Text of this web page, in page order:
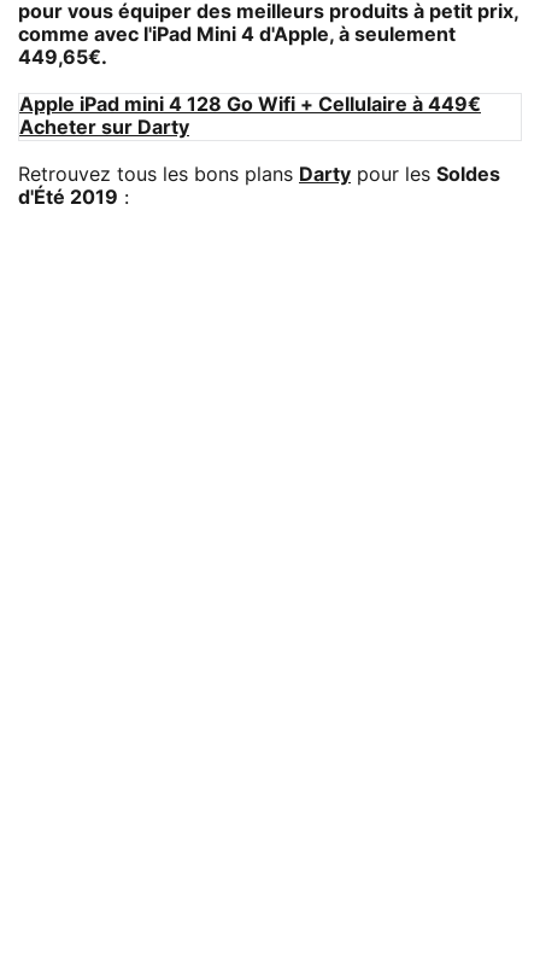
pour vous équiper des meilleurs produits à petit prix,
comme avec l'iPad Mini 4 d'Apple, à seulement
449,65€.
Apple iPad mini 4 128 Go Wifi + Cellulaire à 449€
Acheter sur Darty
Retrouvez tous les bons plans Darty pour les Soldes
d'Été 2019 :